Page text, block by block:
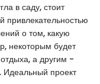
в саду, стоит
привлекательностью
о том, какую
некоторым будет
а другим -
Идеальный проект